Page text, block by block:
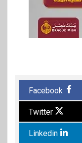
Facebook
Twitter
Linkedin